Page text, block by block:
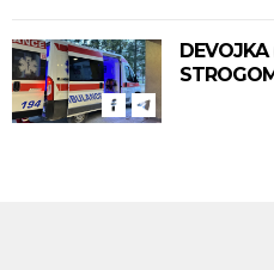
DEVOJKA